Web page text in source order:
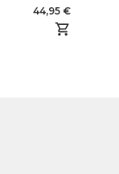
44,95 €